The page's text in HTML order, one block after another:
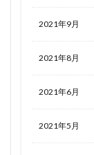
2021年9月
2021年8月
2021年6月
2021年5月